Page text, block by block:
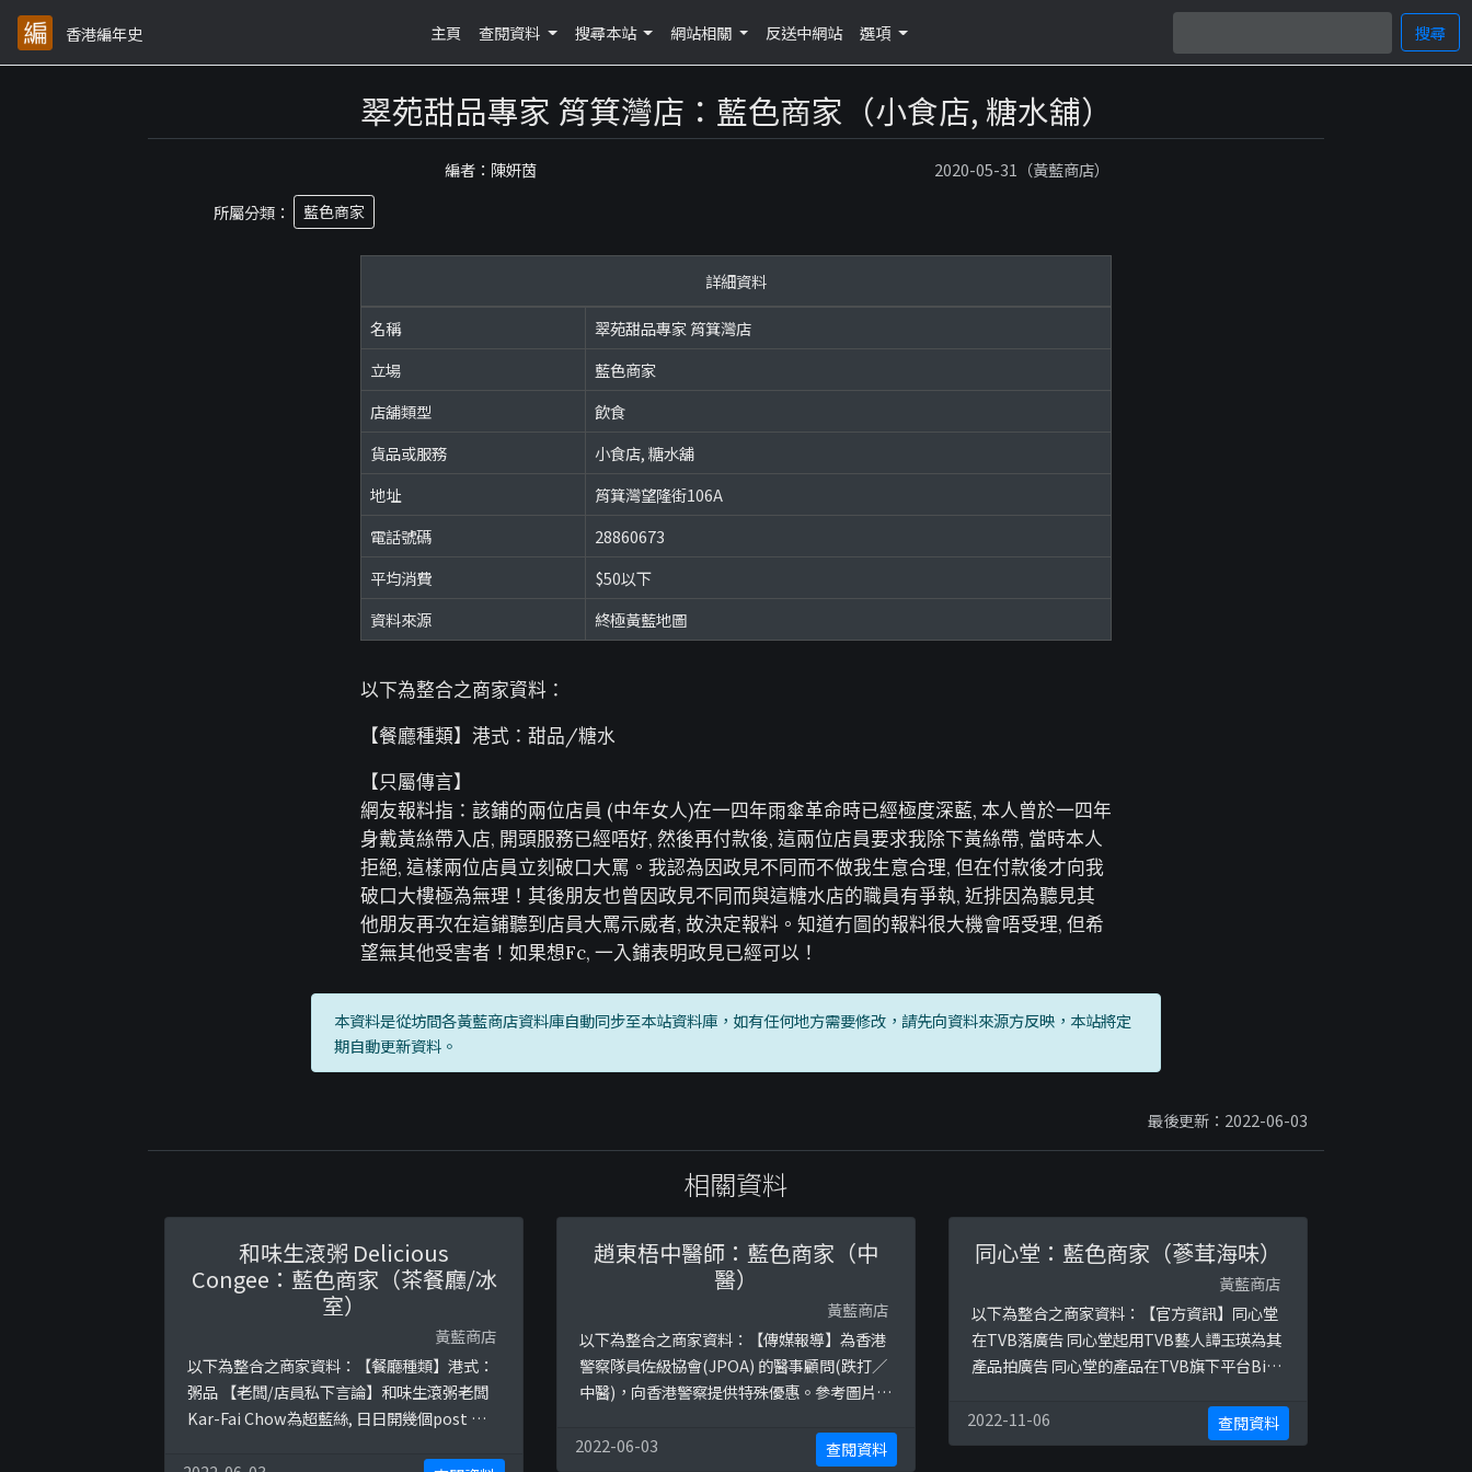
香港編年史 主頁 查閱資料 搜尋本站 網站相關 反送中網站 選項 搜尋
翠苑甜品專家 筲箕灣店：藍色商家（小食店, 糖水舖）
編者：陳妍茵
2020-05-31（黃藍商店）
所屬分類：
藍色商家
詳細資料
名稱
翠苑甜品專家 筲箕灣店
立場
藍色商家
店舖類型
飲食
貨品或服務
小食店, 糖水舖
地址
筲箕灣望隆街106A
電話號碼
28860673
平均消費
$50以下
資料來源
終極黃藍地圖
以下為整合之商家資料：
【餐廳種類】港式：甜品/糖水
【只屬傳言】
網友報料指：該鋪的兩位店員 (中年女人)在一四年雨傘革命時已經極度深藍, 本人曾於一四年
身戴黃絲帶入店, 開頭服務已經唔好, 然後再付款後, 這兩位店員要求我除下黃絲帶, 當時本人
拒絕, 這樣兩位店員立刻破口大罵。我認為因政見不同而不做我生意合理, 但在付款後才向我
破口大樓極為無理！其後朋友也曾因政見不同而與這糖水店的職員有爭執, 近排因為聽見其
他朋友再次在這鋪聽到店員大罵示威者, 故決定報料。知道冇圖的報料很大機會唔受理, 但希
望無其他受害者！如果想Fc, 一入鋪表明政見已經可以！
本資料是從坊間各黃藍商店資料庫自動同步至本站資料庫，如有任何地方需要修改，請先向資料來源方反映，本站將定
期自動更新資料。
最後更新：2022-06-03
相關資料
和味生滾粥 Delicious
Congee：藍色商家（茶餐廳/冰
室）
黃藍商店
以下為整合之商家資料：【餐廳種類】港式：
粥品 【老闆/店員私下言論】和味生滾粥老闆
Kar-Fai Chow為超藍絲, 日日開幾個post 或
趙東梧中醫師：藍色商家（中
醫）
黃藍商店
以下為整合之商家資料：【傳媒報導】為香港
警察隊員佐級協會(JPOA) 的醫事顧問(跌打／
中醫)，向香港警察提供特殊優惠。參考圖片：
2022-06-03
查閱資料
同心堂：藍色商家（蔘茸海味）
黃藍商店
以下為整合之商家資料：【官方資訊】同心堂
在TVB落廣告 同心堂起用TVB藝人譚玉瑛為其
產品拍廣告 同心堂的產品在TVB旗下平台Big
https://ibb.co/8BBLg6chttps://ibb.co/gy
DMZY5https://ibb.co/CPQmHythttps://ib
2022-11-06 查閱資料